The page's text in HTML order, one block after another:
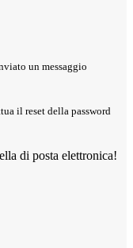
un messaggio
il reset della password
di posta elettronica!